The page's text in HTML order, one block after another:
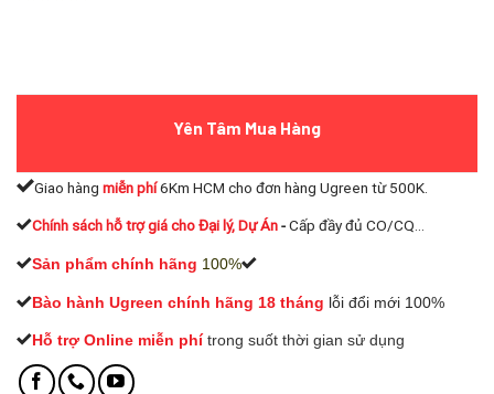
Yên Tâm Mua Hàng
Giao hàng miễn phí6Km HCM cho đơn hàng Ugreen từ 500K.
Chính sách hỗ trợ giá cho Đại lý, Dự Án-Cấp đầy đủ CO/CQ...
Sản phẩm chính hãng 100%
Bào hành Ugreen chính hãng 18 tháng lỗi đổi mới 100%
Hỗ trợ Online miễn phí trong suốt thời gian sử dụng